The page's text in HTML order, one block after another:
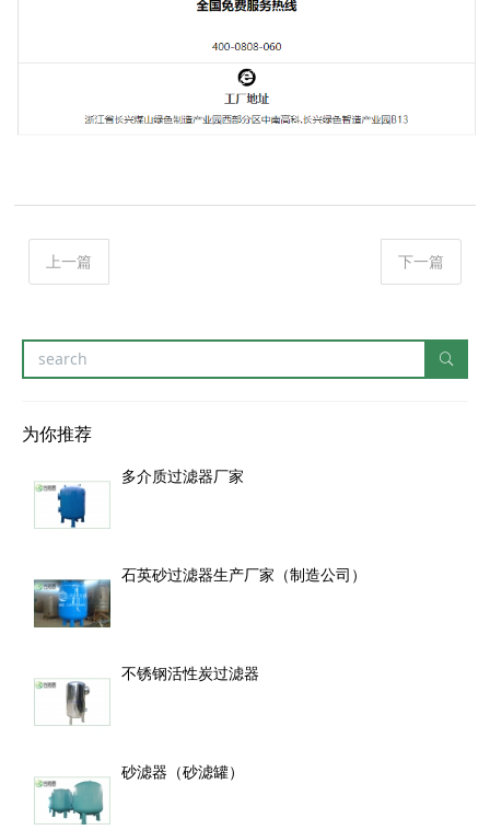
上一篇 下一篇
为你推荐
多介质过滤器厂家
石英砂过滤器生产厂家（制造公司）
不锈钢活性炭过滤器
砂滤器（砂滤罐）